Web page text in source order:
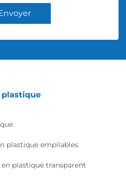
plastique empilables
plastique transparent